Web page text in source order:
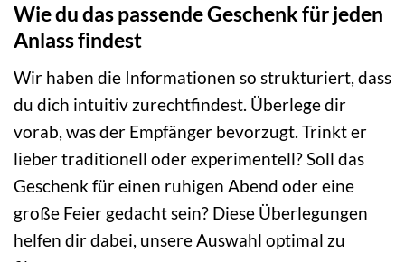
Wie du das passende Geschenk für jeden
Anlass findest
Wir haben die Informationen so strukturiert, dass
du dich intuitiv zurechtfindest. Überlege dir
vorab, was der Empfänger bevorzugt. Trinkt er
lieber traditionell oder experimentell? Soll das
Geschenk für einen ruhigen Abend oder eine
große Feier gedacht sein? Diese Überlegungen
helfen dir dabei, unsere Auswahl optimal zu